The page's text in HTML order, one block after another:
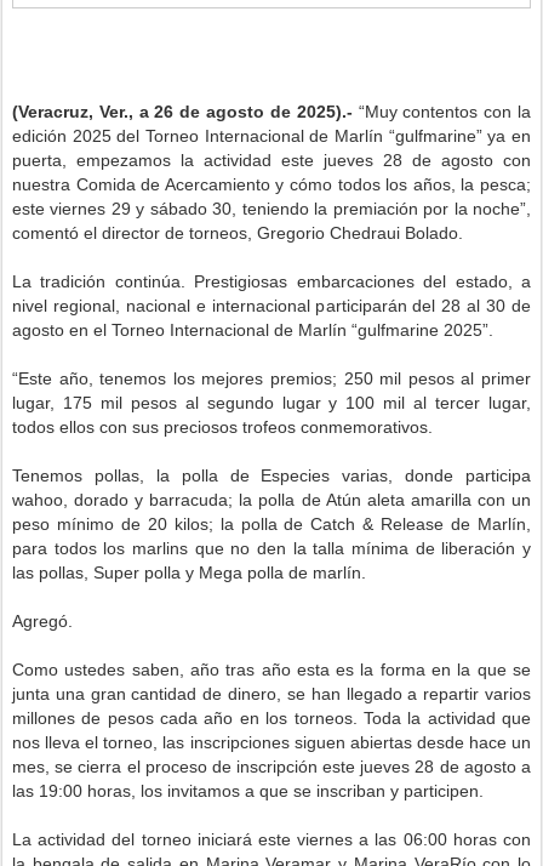
(Veracruz, Ver., a 26 de agosto de 2025).- “Muy contentos con la
edición 2025 del Torneo Internacional de Marlín “gulfmarine” ya en
puerta, empezamos la actividad este jueves 28 de agosto con
nuestra Comida de Acercamiento y cómo todos los años, la pesca;
este viernes 29 y sábado 30, teniendo la premiación por la noche”,
comentó el director de torneos, Gregorio Chedraui Bolado.
La tradición continúa. Prestigiosas embarcaciones del estado, a
nivel regional, nacional e internacional participarán del 28 al 30 de
agosto en el Torneo Internacional de Marlín “gulfmarine 2025”.
“Este año, tenemos los mejores premios; 250 mil pesos al primer
lugar, 175 mil pesos al segundo lugar y 100 mil al tercer lugar,
todos ellos con sus preciosos trofeos conmemorativos.
Tenemos pollas, la polla de Especies varias, donde participa
wahoo, dorado y barracuda; la polla de Atún aleta amarilla con un
peso mínimo de 20 kilos; la polla de Catch & Release de Marlín,
para todos los marlins que no den la talla mínima de liberación y
las pollas, Super polla y Mega polla de marlín.
Agregó.
Como ustedes saben, año tras año esta es la forma en la que se
junta una gran cantidad de dinero, se han llegado a repartir varios
millones de pesos cada año en los torneos. Toda la actividad que
nos lleva el torneo, las inscripciones siguen abiertas desde hace un
mes, se cierra el proceso de inscripción este jueves 28 de agosto a
las 19:00 horas, los invitamos a que se inscriban y participen.
La actividad del torneo iniciará este viernes a las 06:00 horas con